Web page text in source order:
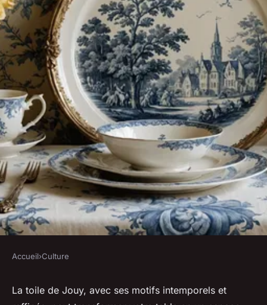
Top 5 idées pour sublimer
Accueil›Culture
La toile de Jouy, avec ses motifs intemporels et